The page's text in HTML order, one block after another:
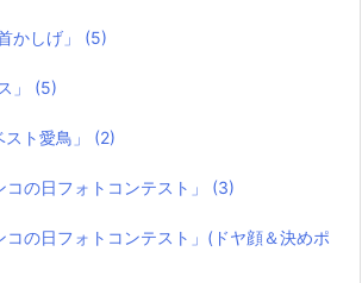
かしげ」 (5)
」 (5)
ト愛鳥」 (2)
の日フォトコンテスト」 (3)
の日フォトコンテスト」(ドヤ顔＆決めポ